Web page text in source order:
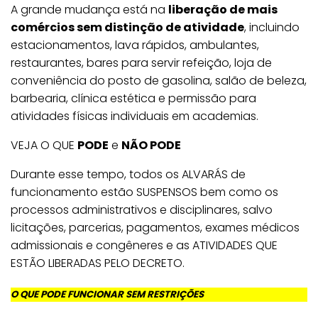
A grande mudança está na liberação de mais
comércios sem distinção de atividade, incluindo
estacionamentos, lava rápidos, ambulantes,
restaurantes, bares para servir refeição, loja de
conveniência do posto de gasolina, salão de beleza,
barbearia, clínica estética e permissão para
atividades físicas individuais em academias.
VEJA O QUE PODE e NÃO PODE
Durante esse tempo, todos os ALVARÁS de
funcionamento estão SUSPENSOS bem como os
processos administrativos e disciplinares, salvo
licitações, parcerias, pagamentos, exames médicos
admissionais e congêneres e as ATIVIDADES QUE
ESTÃO LIBERADAS PELO DECRETO.
O QUE PODE FUNCIONAR SEM RESTRIÇÕES